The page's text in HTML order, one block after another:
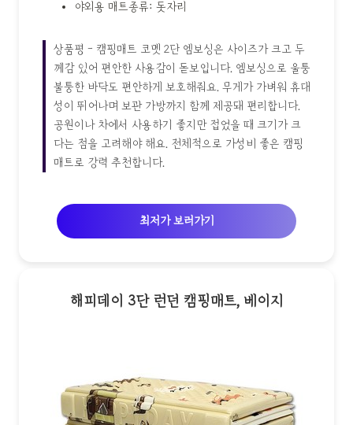
야외용 매트종류: 돗자리
상품평 - 캠핑매트 코멧 2단 엠보싱은 사이즈가 크고 두
께감 있어 편안한 사용감이 돋보입니다. 엠보싱으로 울퉁
불퉁한 바닥도 편안하게 보호해줘요. 무게가 가벼워 휴대
성이 뛰어나며 보관 가방까지 함께 제공돼 편리합니다.
공원이나 차에서 사용하기 좋지만 접었을 때 크기가 크
다는 점을 고려해야 해요. 전체적으로 가성비 좋은 캠핑
매트로 강력 추천합니다.
최저가 보러가기
해피데이 3단 런던 캠핑매트, 베이지